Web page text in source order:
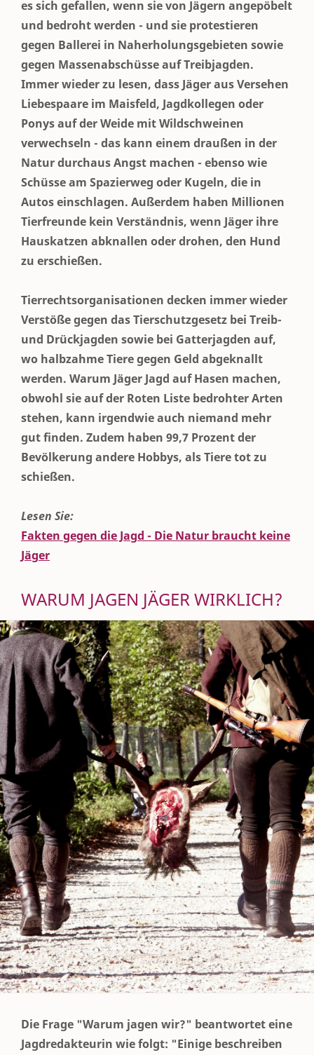
es sich gefallen, wenn sie von Jägern angepöbelt
und bedroht werden - und sie protestieren
gegen Ballerei in Naherholungsgebieten sowie
gegen Massenabschüsse auf Treibjagden.
Immer wieder zu lesen, dass Jäger aus Versehen
Liebespaare im Maisfeld, Jagdkollegen oder
Ponys auf der Weide mit Wildschweinen
verwechseln - das kann einem draußen in der
Natur durchaus Angst machen - ebenso wie
Schüsse am Spazierweg oder Kugeln, die in
Autos einschlagen. Außerdem haben Millionen
Tierfreunde kein Verständnis, wenn Jäger ihre
Hauskatzen abknallen oder drohen, den Hund
zu erschießen.
Tierrechtsorganisationen decken immer wieder
Verstöße gegen das Tierschutzgesetz bei Treib-
und Drückjagden sowie bei Gatterjagden auf,
wo halbzahme Tiere gegen Geld abgeknallt
werden. Warum Jäger Jagd auf Hasen machen,
obwohl sie auf der Roten Liste bedrohter Arten
stehen, kann irgendwie auch niemand mehr
gut finden. Zudem haben 99,7 Prozent der
Bevölkerung andere Hobbys, als Tiere tot zu
schießen.
Lesen Sie:
Fakten gegen die Jagd - Die Natur braucht keine
Jäger
WARUM JAGEN JÄGER WIRKLICH?
Die Frage "Warum jagen wir?" beantwortet eine
Jagdredakteurin wie folgt: "Einige beschreiben